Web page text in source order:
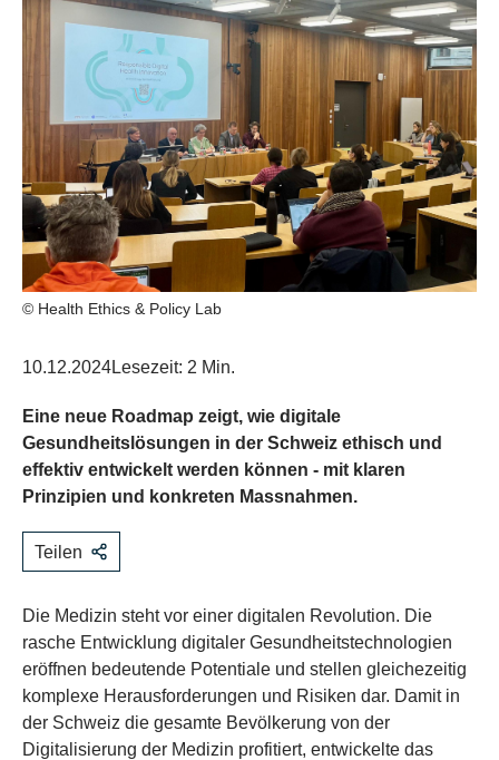
© Health Ethics & Policy Lab
10.12.2024Lesezeit: 2 Min.
Eine neue Roadmap zeigt, wie digitale
Gesundheitslösungen in der Schweiz ethisch und
effektiv entwickelt werden können - mit klaren
Prinzipien und konkreten Massnahmen.
Teilen
Die Medizin steht vor einer digitalen Revolution. Die
rasche Entwicklung digitaler Gesundheitstechnologien
eröffnen bedeutende Potentiale und stellen gleichezeitig
komplexe Herausforderungen und Risiken dar. Damit in
der Schweiz die gesamte Bevölkerung von der
Digitalisierung der Medizin profitiert, entwickelte das